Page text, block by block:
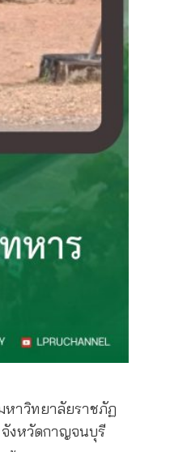
าวิทยาลัยราชภัฏ
งหวัดกาญจนบุรี